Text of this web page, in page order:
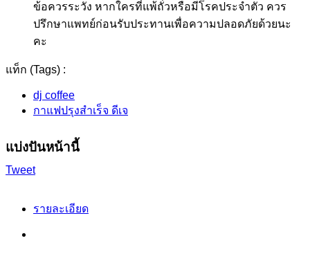
ข้อควรระวัง หากใครที่แพ้ถั่วหรือมีโรคประจำตัว ควร
ปรึกษาแพทย์ก่อนรับประทานเพื่อความปลอดภัยด้วยนะ
คะ
แท็ก (Tags) :
dj coffee
กาแฟปรุงสำเร็จ ดีเจ
แบ่งปันหน้านี้
Tweet
รายละเอียด